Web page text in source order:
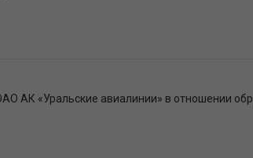
АК «Уральские авиалинии» в отношении